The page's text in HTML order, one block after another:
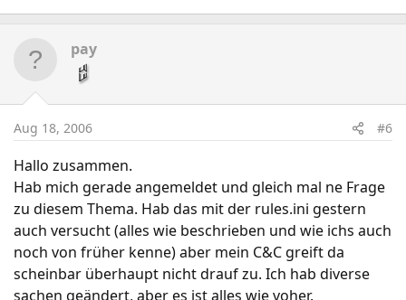
pay
Aug 18, 2006 #6
Hallo zusammen.
Hab mich gerade angemeldet und gleich mal ne Frage
zu diesem Thema. Hab das mit der rules.ini gestern
auch versucht (alles wie beschrieben und wie ichs auch
noch von früher kenne) aber mein C&C greift da
scheinbar überhaupt nicht drauf zu. Ich hab diverse
sachen geändert, aber es ist alles wie voher.